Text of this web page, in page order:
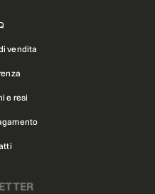
vendita
e resi